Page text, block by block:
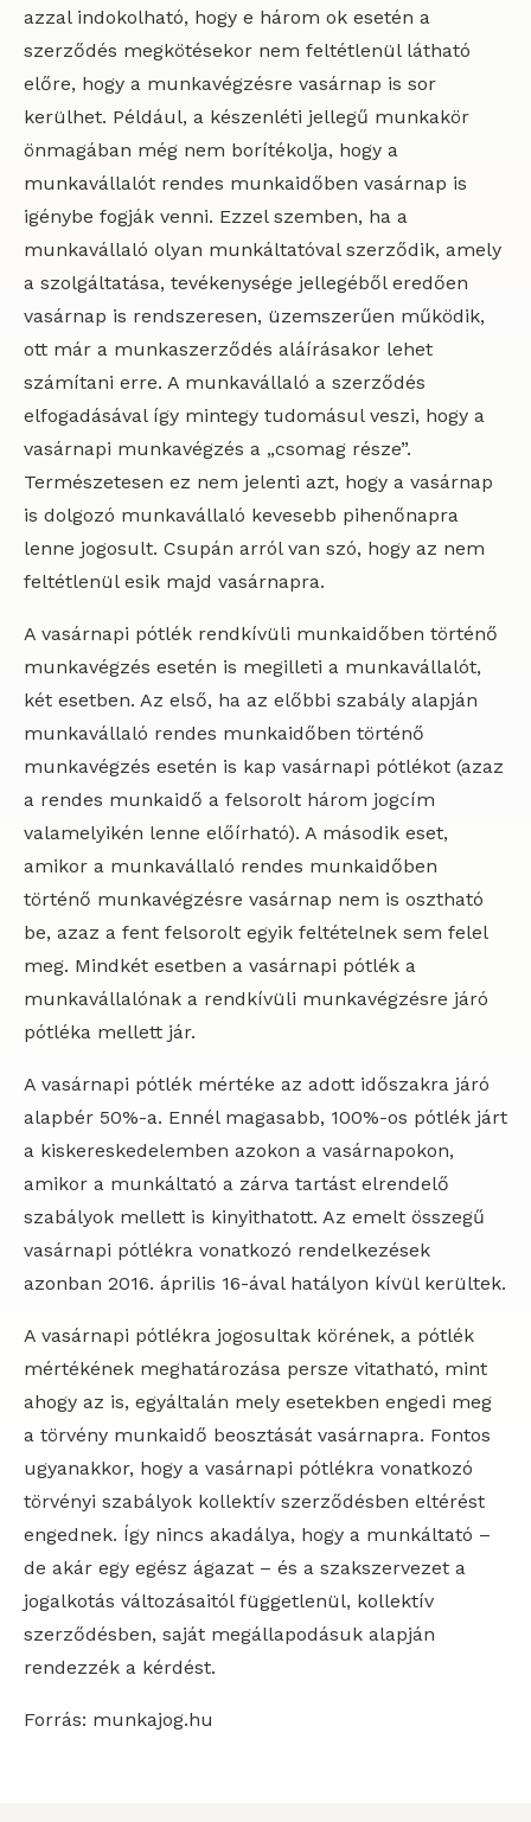
azzal indokolható, hogy e három ok esetén a
szerződés megkötésekor nem feltétlenül látható
előre, hogy a munkavégzésre vasárnap is sor
kerülhet. Például, a készenléti jellegű munkakör
önmagában még nem borítékolja, hogy a
munkavállalót rendes munkaidőben vasárnap is
igénybe fogják venni. Ezzel szemben, ha a
munkavállaló olyan munkáltatóval szerződik, amely
a szolgáltatása, tevékenysége jellegéből eredően
vasárnap is rendszeresen, üzemszerűen működik,
ott már a munkaszerződés aláírásakor lehet
számítani erre. A munkavállaló a szerződés
elfogadásával így mintegy tudomásul veszi, hogy a
vasárnapi munkavégzés a „csomag része”.
Természetesen ez nem jelenti azt, hogy a vasárnap
is dolgozó munkavállaló kevesebb pihenőnapra
lenne jogosult. Csupán arról van szó, hogy az nem
feltétlenül esik majd vasárnapra.
A vasárnapi pótlék rendkívüli munkaidőben történő
munkavégzés esetén is megilleti a munkavállalót,
két esetben. Az első, ha az előbbi szabály alapján
munkavállaló rendes munkaidőben történő
munkavégzés esetén is kap vasárnapi pótlékot (azaz
a rendes munkaidő a felsorolt három jogcím
valamelyikén lenne előírható). A második eset,
amikor a munkavállaló rendes munkaidőben
történő munkavégzésre vasárnap nem is osztható
be, azaz a fent felsorolt egyik feltételnek sem felel
meg. Mindkét esetben a vasárnapi pótlék a
munkavállalónak a rendkívüli munkavégzésre járó
pótléka mellett jár.
A vasárnapi pótlék mértéke az adott időszakra járó
alapbér 50%-a. Ennél magasabb, 100%-os pótlék járt
a kiskereskedelemben azokon a vasárnapokon,
amikor a munkáltató a zárva tartást elrendelő
szabályok mellett is kinyithatott. Az emelt összegű
vasárnapi pótlékra vonatkozó rendelkezések
azonban 2016. április 16-ával hatályon kívül kerültek.
A vasárnapi pótlékra jogosultak körének, a pótlék
mértékének meghatározása persze vitatható, mint
ahogy az is, egyáltalán mely esetekben engedi meg
a törvény munkaidő beosztását vasárnapra. Fontos
ugyanakkor, hogy a vasárnapi pótlékra vonatkozó
törvényi szabályok kollektív szerződésben eltérést
engednek. Így nincs akadálya, hogy a munkáltató –
de akár egy egész ágazat – és a szakszervezet a
jogalkotás változásaitól függetlenül, kollektív
szerződésben, saját megállapodásuk alapján
rendezzék a kérdést.
Forrás: munkajog.hu